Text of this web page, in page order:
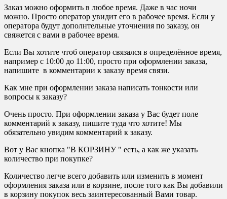
Заказ можно оформить в любое время. Даже в час ночи
можно. Просто оператор увидит его в рабочее время. Если у
оператора будут дополнтельные уточнения по заказу, он
свяжется с вами в рабочее время.
Если Вы хотите чтоб оператор связался в определённое время,
например с 10:00 до 11:00, просто при оформлении заказа,
напишите в комментарии к заказу время связи.
Как мне при оформлении заказа написать тонкости или
вопросы к заказу?
Очень просто. При оформлении заказа у Вас будет поле
комментарий к заказу, пишите туда что хотите! Мы
обязательно увидим комментарий к заказу.
Вот у Вас кнопка "В КОРЗИНУ " есть, а как же указать
количество при покупке?
Количество легче всего добавить или изменить в момент
оформления заказа или в корзине, после того как Вы добавили
в корзину покупок весь заинтересованный Вами товар.